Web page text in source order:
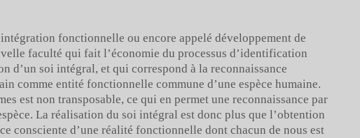
fonctionnelle ou encore appelé développement de
faculté qui fait l’économie du processus d’identification
d’un soi intégral, et qui correspond à la reconnaissance
comme entité fonctionnelle commune d’une espèce humaine.
est non transposable, ce qui en permet une reconnaissance par
La réalisation du soi intégral est donc plus que l’obtention
consciente d’une réalité fonctionnelle dont chacun de nous est